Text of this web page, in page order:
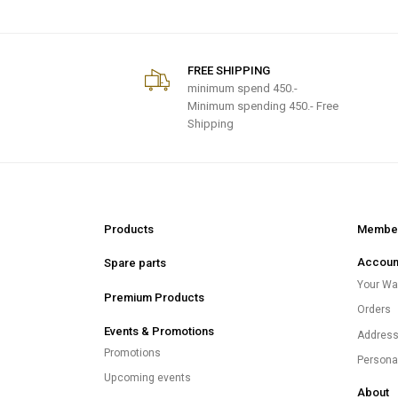
FREE SHIPPING
minimum spend 450.-
Minimum spending 450.- Free
Shipping
Products
Spare parts
Premium Products
Events & Promotions
Promotions
Upcoming events
Your
Orders
Address
About